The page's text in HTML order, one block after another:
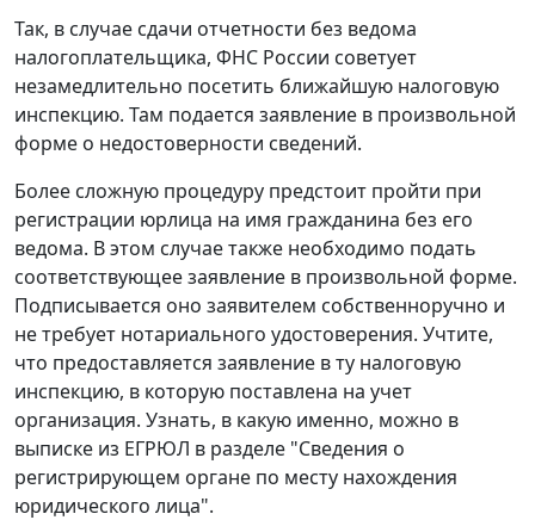
Так, в случае сдачи отчетности без ведома
налогоплательщика, ФНС России советует
незамедлительно посетить ближайшую налоговую
инспекцию. Там подается заявление в произвольной
форме о недостоверности сведений.
Более сложную процедуру предстоит пройти при
регистрации юрлица на имя гражданина без его
ведома. В этом случае также необходимо подать
соответствующее заявление в произвольной форме.
Подписывается оно заявителем собственноручно и
не требует нотариального удостоверения. Учтите,
что предоставляется заявление в ту налоговую
инспекцию, в которую поставлена на учет
организация. Узнать, в какую именно, можно в
выписке из ЕГРЮЛ в разделе "Сведения о
регистрирующем органе по месту нахождения
юридического лица".